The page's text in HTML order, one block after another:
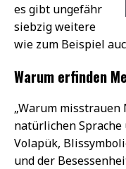
es gibt ungefähr
siebzig weitere
wie zum Beispiel
Warum erfinden
„Warum
natürlichen
Volapük,
und der